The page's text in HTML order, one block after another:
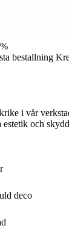
bestallning
i vår
och
deco